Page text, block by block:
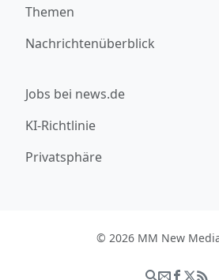
Themen
Nachrichtenüberblick
Jobs bei news.de
KI-Richtlinie
Privatsphäre
© 2026 MM New